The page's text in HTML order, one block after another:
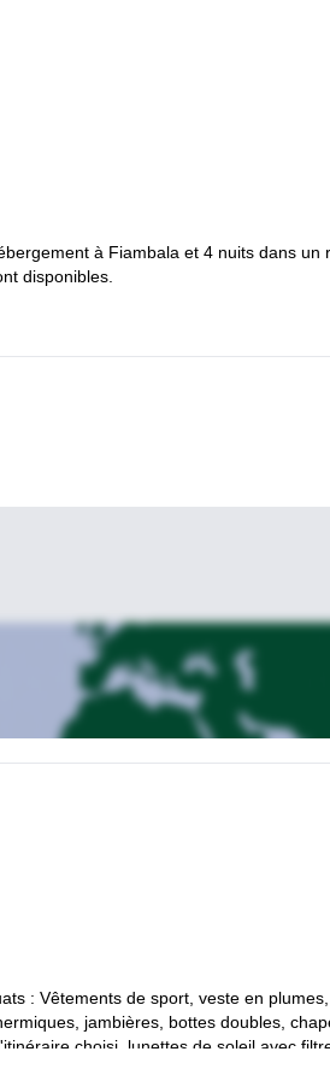
à Fiambala et 4 nuits dans
disponibles.
: Vêtements de sport, veste en
jambières, bottes doubles,
choisi, lunettes de soleil avec